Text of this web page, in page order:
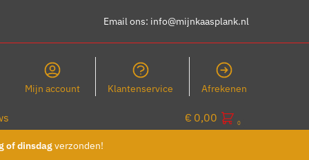
Email ons: info@mijnkaasplank.nl
Mijn account Klantenservice Afrekenen
€ 0,00 0
of dinsdagverzonden!